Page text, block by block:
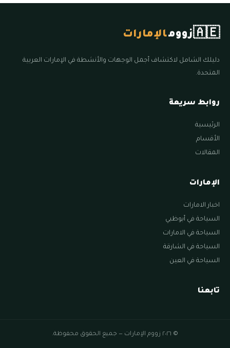
🇦🇪زوومالإمارات
دليلك الشامل لاكتشاف أجمل الوجهات والأنشطة في الإمارات العربية
المتحدة.
روابط سريعة
الرئيسية
الأقسام
المقالات
الإمارات
اخبار الامارات
السياحة في أبوظبي
السياحة في الامارات
السياحة في الشارقة
السياحة في العين
تابعنا
© ٢٠٢٦ زووم الإمارات — جميع الحقوق محفوظة.